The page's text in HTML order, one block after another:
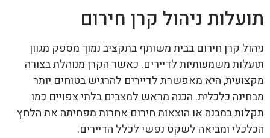
תועלות ניהול קרן חירום
ניהול קרן חירום בבית משותף בתקציב נמוך מספק מגוון
תועלות משמעותיות לדיירים. כאשר הקרן מנוהלת בצורה
מקצועית, היא מאפשרת לדיירים להרגיש בטוחים יותר
מבחינה כלכלית. הכנה מראש למצבים בלתי צפויים כמו
תקלות במבנה או הוצאות חירום אחרות מפחיתה את הלחץ
הכלכלי ומביאה לשקט נפשי לכלל הדיירים.